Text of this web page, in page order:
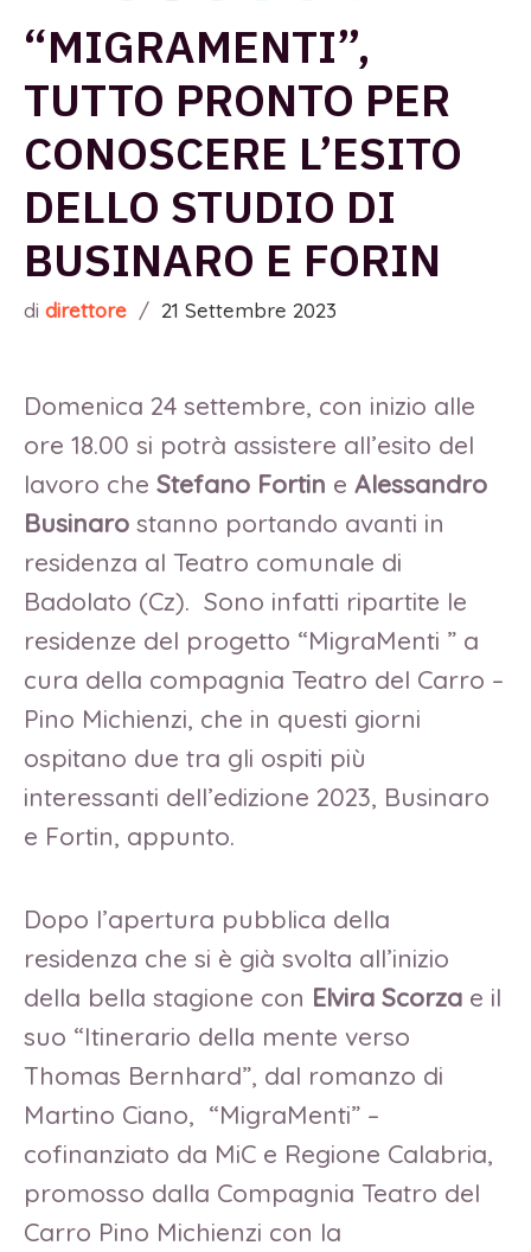
“MIGRAMENTI”,
TUTTO PRONTO PER
CONOSCERE L’ESITO
DELLO STUDIO DI
BUSINARO E FORIN
di direttore / 21 Settembre 2023
Domenica 24 settembre, con inizio alle
ore 18.00 si potrà assistere all’esito del
lavoro che Stefano Fortin e Alessandro
Businaro stanno portando avanti in
residenza al Teatro comunale di
Badolato (Cz). Sono infatti ripartite le
residenze del progetto “MigraMenti ” a
cura della compagnia Teatro del Carro –
Pino Michienzi, che in questi giorni
ospitano due tra gli ospiti più
interessanti dell’edizione 2023, Businaro
e Fortin, appunto.
Dopo l’apertura pubblica della
residenza che si è già svolta all’inizio
della bella stagione con Elvira Scorza e il
suo “Itinerario della mente verso
Thomas Bernhard”, dal romanzo di
Martino Ciano, “MigraMenti” –
cofinanziato da MiC e Regione Calabria,
promosso dalla Compagnia Teatro del
Carro Pino Michienzi con la